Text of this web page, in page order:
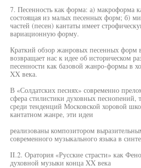
7. Песенность как форма: а) макроформа
состоящая из малых песенных форм; б)
частей (песен) кантаты имеет
вариационную форму.
Краткий обзор жанровых песенных форм
возвращает нас к идее об историческом
песенности как базовой жанро-формы в
XX века.
В «Солдатских песнях» современно
сфера стилистики духовных песнопений,
среди тенденций Московской хоровой
кантатном жанре, эти идеи
реализованы композитором
современного музыкального языка в
II.2. Оратория «Русские страсти» как
духовной музыки конца XX века